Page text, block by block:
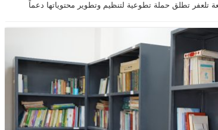
تلعفر تطلق حملة تطوعية لتنظيم وتطوير محتوياتها دعماً